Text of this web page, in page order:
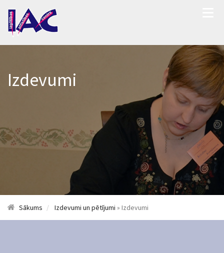
Izdevumi
Sākums Izdevumi un pētījumi » Izdevumi